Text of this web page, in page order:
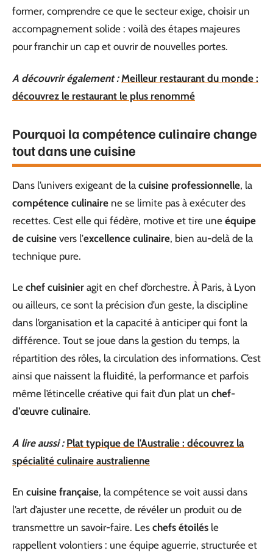
former, comprendre ce que le secteur exige, choisir un
accompagnement solide : voilà des étapes majeures
pour franchir un cap et ouvrir de nouvelles portes.
A découvrir également : Meilleur restaurant du monde :
découvrez le restaurant le plus renommé
Pourquoi la compétence culinaire change
tout dans une cuisine
Dans l’univers exigeant de la cuisine professionnelle, la
compétence culinaire ne se limite pas à exécuter des
recettes. C’est elle qui fédère, motive et tire une équipe
de cuisine vers l’excellence culinaire, bien au-delà de la
technique pure.
Le chef cuisinier agit en chef d’orchestre. À Paris, à Lyon
ou ailleurs, ce sont la précision d’un geste, la discipline
dans l’organisation et la capacité à anticiper qui font la
différence. Tout se joue dans la gestion du temps, la
répartition des rôles, la circulation des informations. C’est
ainsi que naissent la fluidité, la performance et parfois
même l’étincelle créative qui fait d’un plat un chef-
d’œuvre culinaire.
A lire aussi : Plat typique de l'Australie : découvrez la
spécialité culinaire australienne
En cuisine française, la compétence se voit aussi dans
l’art d’ajuster une recette, de révéler un produit ou de
transmettre un savoir-faire. Les chefs étoilés le
rappellent volontiers : une équipe aguerrie, structurée et